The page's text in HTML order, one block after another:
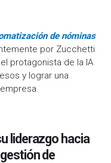
de nóminas
por Zucchetti
protagonista de la IA
y lograr una
liderazgo hacia
de